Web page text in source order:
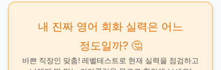
내 진짜 영어 회화 실력은 어느
정도일까? 🤔
바쁜 직장인 맞춤! 레벨테스트로 현재 실력을 점검하고